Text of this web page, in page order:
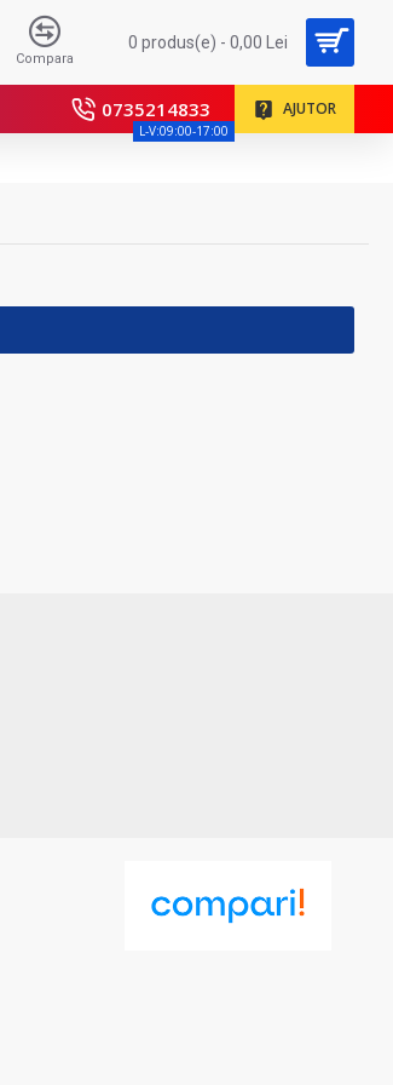
Compara
0 produs(e) - 0,00 Lei
0735214833
L-V:09:00-17:00
AJUTOR